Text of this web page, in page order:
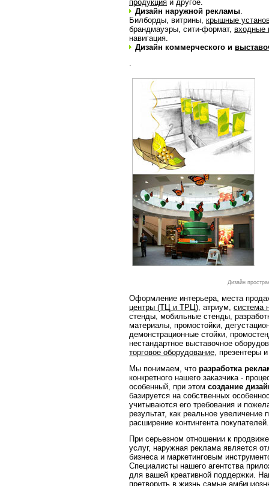
продукция и другое.
Дизайн наружной рекламы.
Билборды, витрины, крышные
брандмауэры, сити-формат, входные
навигация.
Дизайн коммерческого и
.
Дизайн
Оформление интерьера, места
центры (ТЦ и ТРЦ), атриум, система
стенды, мобильные стенды,
материалы, промостойки,
демонстрационные стойки,
нестандартное выставочное
торговое оборудование, презентеры
Мы понимаем, что разработка
конкретного нашего заказчика -
особенный, при этом создание
базируется на собственных
учитываются его требования и
результат, как реальное увеличение
расширение контингента покупателей.
При серьезном отношении к
услуг, наружная реклама является
бизнеса и маркетинговым
Специалисты нашего агентства
для вашей креативной поддержки.
претворить в жизнь самые